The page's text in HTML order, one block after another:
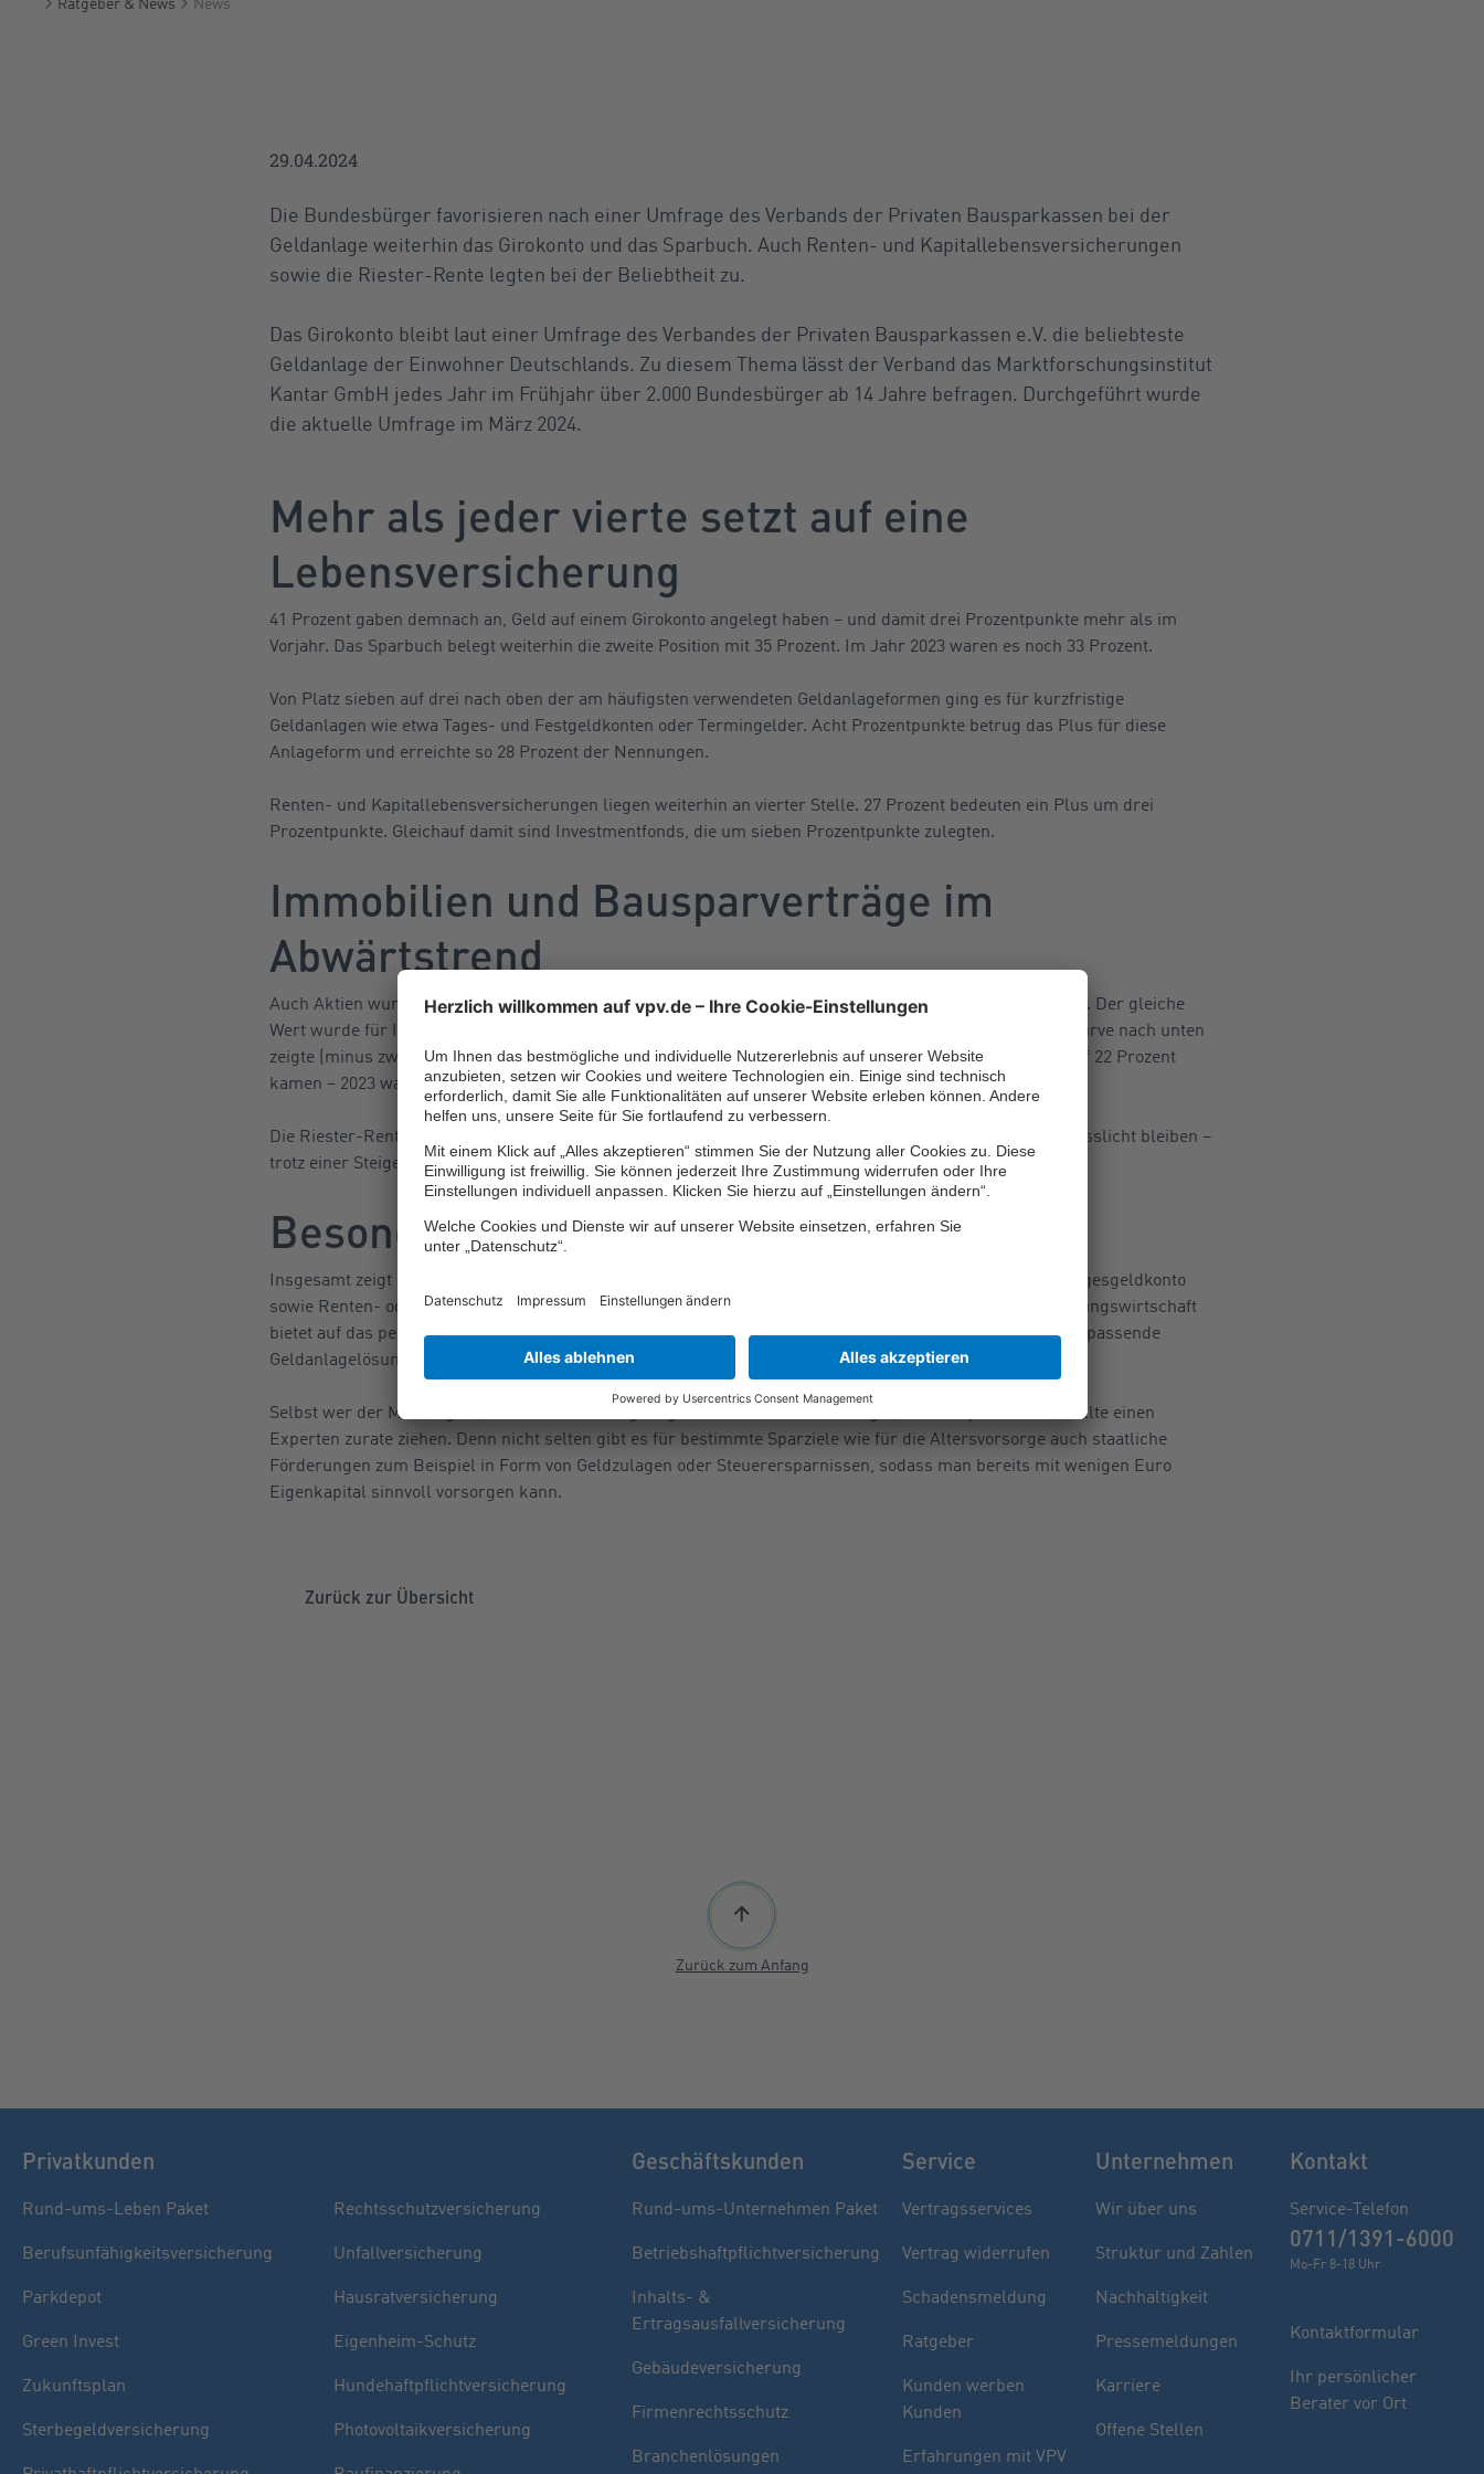
Finden Sie Ihren Berater
Sie haben noch Fragen oder möchten sich
indivuell beraten lassen.
29.04.2024
Die Bundesbürger favorisieren nach einer Umfrage des Verbands der Privaten Bausparkassen bei der
Geldanlage weiterhin das Girokonto und das Sparbuch. Auch Renten- und Kapitallebensversicherungen
sowie die Riester-Rente legten bei der Beliebtheit zu.
Das Girokonto bleibt laut einer Umfrage des Verbandes der Privaten Bausparkassen e.V. die beliebteste
Geldanlage der Einwohner Deutschlands. Zu diesem Thema lässt der Verband das Marktforschungsinstitut
Kantar GmbH jedes Jahr im Frühjahr über 2.000 Bundesbürger ab 14 Jahre befragen. Durchgeführt wurde
die aktuelle Umfrage im März 2024.
Mehr als jeder vierte setzt auf eine
Lebensversicherung
41 Prozent gaben demnach an, Geld auf einem Girokonto angelegt haben – und damit drei Prozentpunkte mehr als im
Vorjahr. Das Sparbuch belegt weiterhin die zweite Position mit 35 Prozent. Im Jahr 2023 waren es noch 33 Prozent.
Von Platz sieben auf drei nach oben der am häufigsten verwendeten Geldanlageformen ging es für kurzfristige
Geldanlagen wie etwa Tages- und Festgeldkonten oder Termingelder. Acht Prozentpunkte betrug das Plus für diese
Anlageform und erreichte so 28 Prozent der Nennungen.
Renten- und Kapitallebensversicherungen liegen weiterhin an vierter Stelle. 27 Prozent bedeuten ein Plus um drei
Prozentpunkte. Gleichauf damit sind Investmentfonds, die um sieben Prozentpunkte zulegten.
Immobilien und Bausparverträge im
Abwärtstrend
Auch Aktien wurden aktuell häufiger genannt als vor Jahresfrist (plus drei Prozentpunkte auf 23 Prozent). Der gleiche
Wert wurde für Immobilien gemessen. Das Betongold war nur eine von zwei Anlageformen, bei der die Kurve nach unten
zeigte (minus zwei Prozentpunkte). Dies traf ansonsten nur noch auf Bausparverträge zu, die nur noch auf 22 Prozent
kamen – 2023 waren es noch 23 Prozent.
Die Riester-Rente konnte dagegen um drei Prozentpunkte auf 20 Prozent zulegen. Abgeschlagenes Schlusslicht bleiben –
trotz einer Steigerung um vier Prozentpunkte auf zwölf Prozent – festverzinsliche Wertpapiere.
Besonders gefragt: Sichere Geldanlagen
Insgesamt zeigt die Umfrage, dass die beliebtesten Geldanlagen wie das Girokonto, das Sparbuch, das Tagesgeldkonto
sowie Renten- oder Lebensversicherungen insbesondere sichere Varianten sind. Übrigens, die Versicherungswirtschaft
bietet auf das persönliche Sparziel und die gewünschte Vorsorgestrategie abgestimmt diverse individuell passende
Geldanlagelösungen an.
Selbst wer der Meinung ist, derzeit nicht über genügend Einkommen zu verfügen, das er sparen kann, sollte einen
Experten zurate ziehen. Denn nicht selten gibt es für bestimmte Sparziele wie für die Altersvorsorge auch staatliche
Förderungen zum Beispiel in Form von Geldzulagen oder Steuerersparnissen, sodass man bereits mit wenigen Euro
Eigenkapital sinnvoll vorsorgen kann.
Zurück zur Übersicht
Zurück zum Anfang
Privatkunden
Rund-ums-Leben Paket
Berufsunfähigkeitsversicherung
Parkdepot
Green Invest
Zukunftsplan
Sterbegeldversicherung
Rechtsschutzversicherung
Unfallversicherung
Hausratversicherung
Eigenheim-Schutz
Hundehaftpflichtversicherung
Photovoltaikversicherung
Geschäftskunden
Rund-ums-Unternehmen Paket
Betriebshaftpflichtversicherung
Inhalts- &
Ertragsausfallversicherung
Gebäudeversicherung
Firmenrechtsschutz
Branchenlösungen
Service
Vertragsservices
Vertrag widerrufen
Schadensmeldung
Ratgeber
Kunden werben
Kunden
Erfahrungen mit VPV
Unternehmen
Wir über uns
Struktur und Zahlen
Nachhaltigkeit
Pressemeldungen
Karriere
Offene Stellen
Kontakt
Service-Telefon
0711/1391-6000
Mo-Fr 8-18 Uhr
Kontaktformular
Ihr persönlicher
Berater vor Ort